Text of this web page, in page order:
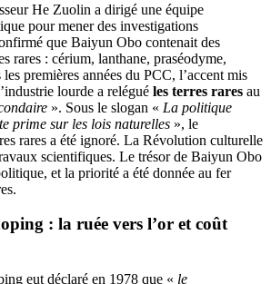
He Zuolin a dirigé une équipe
pour mener des investigations
que Baiyun Obo contenait des
rares : cérium, lanthane, praséodyme,
premières années du PCC, l’accent mis
lourde a relégué les terres rares au
». Sous le slogan « La politique
prime sur les lois naturelles », le
rares a été ignoré. La Révolution culturelle
scientifiques. Le trésor de Baiyun Obo
et la priorité a été donnée au fer
: la ruée vers l’or et coût
eut déclaré en 1978 que « le